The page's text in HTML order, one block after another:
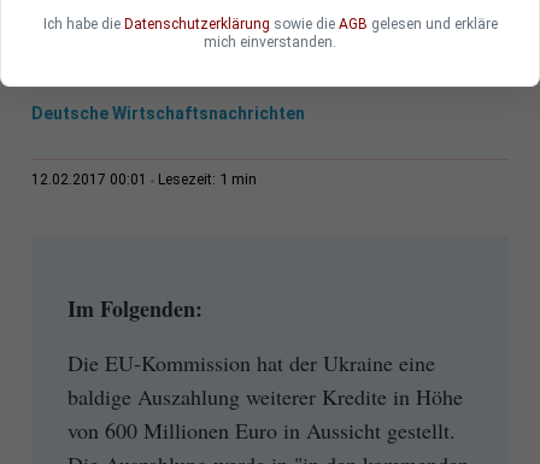
Deutsche Wirtschaftsnachrichten
12.02.2017 00:01 Lesezeit: 1 min
Im Folgenden:
Die EU-Kommission hat der Ukraine eine
baldige Auszahlung weiterer Kredite in Höhe
von 600 Millionen Euro in Aussicht gestellt.
Ich habe die Datenschutzerklärung sowie die AGB gelesen und erkläre
mich einverstanden.